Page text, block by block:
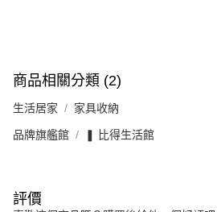
商品相關分類 (2)
生活居家 家具收納
品牌旗艦館 ❚ 比得生活館
評價